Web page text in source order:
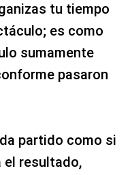
tu tiempo
es como
sumamente
pasaron
partido como si
el resultado,